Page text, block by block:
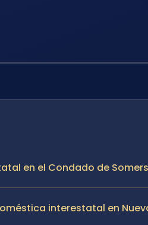
en el Condado de
interestatal en